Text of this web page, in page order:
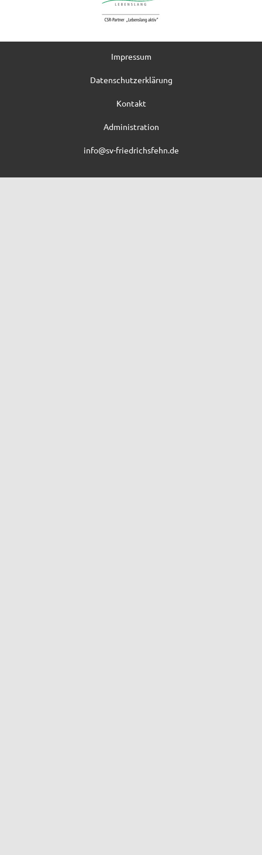
Impressum
Datenschutzerklärung
Kontakt
Administration
info@sv-friedrichsfehn.de